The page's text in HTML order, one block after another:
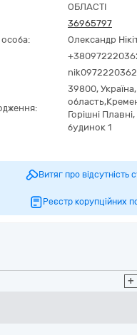
ОБЛАСТІ
36965797
Олександр
39800, Україна,
область,
Горішні Плавні,
будинок 1
Витяг про відсутність
Реєстр корупційних
+